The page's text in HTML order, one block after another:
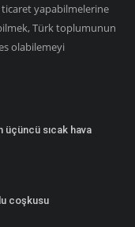
ticaret yapabilmelerine
Türk toplumunun
olabilemeyi
üçüncü sıcak hava
coşkusu